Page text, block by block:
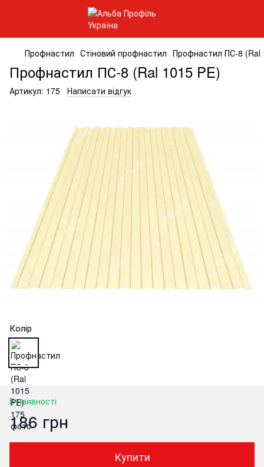
Профнастил Стіновий профнастил Профнастил ПС-8 (Ral
Профнастил ПС-8 (Ral 1015 PE)
Артикул: 175 Написати відгук
Колір
В наявності
186 грн
Купити